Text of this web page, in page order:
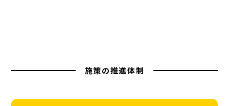
施策の推進体制